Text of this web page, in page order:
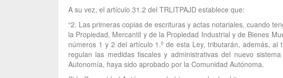
A su vez, el artículo 31.2 del TRLITPAJD establece que:
“2. Las primeras copias de escrituras y actas notariales, cuando
la Propiedad, Mercantil y de la Propiedad Industrial y de Bienes
números 1 y 2 del artículo 1.º de esta Ley, tributarán, además,
regulan las medidas fiscales y administrativas del nuevo
Autonomía, haya sido aprobado por la Comunidad Autónoma.